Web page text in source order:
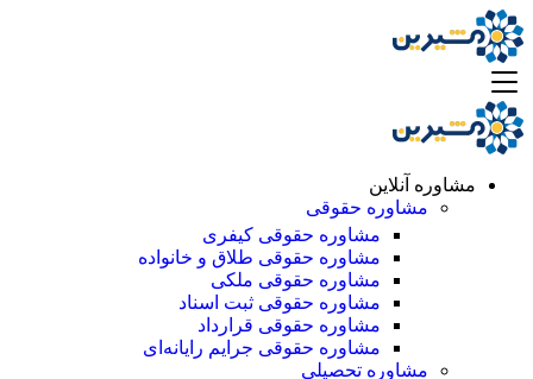
مشاوره آنلاین
مشاوره حقوقی
مشاوره حقوقی کیفری
مشاوره حقوقی طلاق و خانواده
مشاوره حقوقی ملکی
مشاوره حقوقی ثبت اسناد
مشاوره حقوقی قرارداد
مشاوره حقوقی جرایم رایانه‌ای
مشاوره تحصیلی